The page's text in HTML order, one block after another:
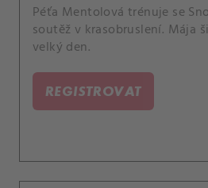
Péťa Mentolová trénuje se
soutěž v krasobruslení. Mája
velký den.
REGISTROVAT